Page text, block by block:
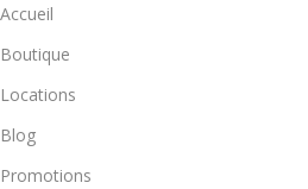
Accueil
Boutique
Locations
Blog
Promotions